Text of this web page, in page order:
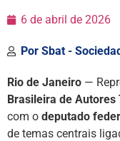
6 de abril de 2026
Por Sbat -
Rio de Janeiro —
Brasileira de Autores
com o deputado
de temas centrais